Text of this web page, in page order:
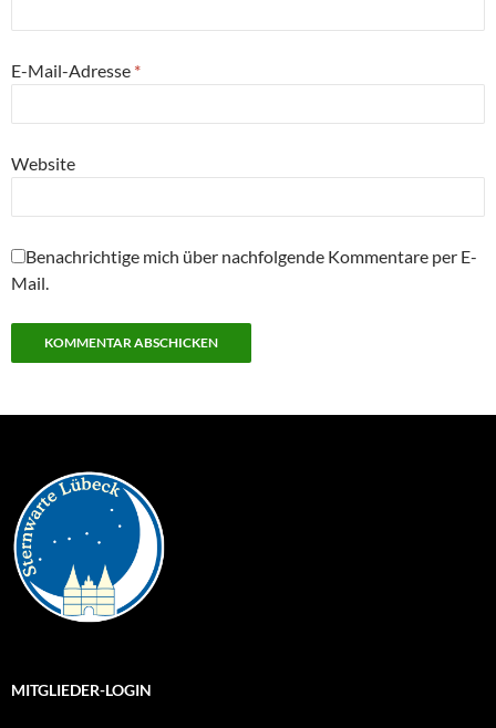
E-Mail-Adresse *
Website
Benachrichtige mich über nachfolgende Kommentare per E-
Mail.
MITGLIEDER-LOGIN